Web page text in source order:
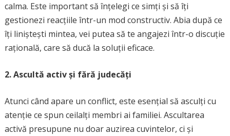
calma. Este important să înțelegi ce simți și să îți
gestionezi reacțiile într-un mod constructiv. Abia după ce
îți liniștești mintea, vei putea să te angajezi într-o discuție
rațională, care să ducă la soluții eficace.
2. Ascultă activ și fără judecăți
Atunci când apare un conflict, este esențial să asculți cu
atenție ce spun ceilalți membri ai familiei. Ascultarea
activă presupune nu doar auzirea cuvintelor, ci și